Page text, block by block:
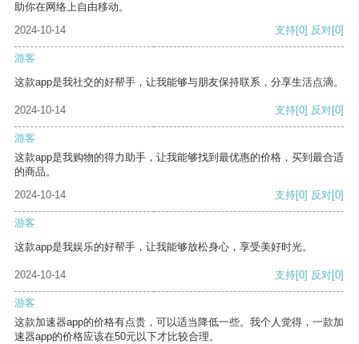
助你在网络上自由移动。
2024-10-14
支持[0] 反对[0]
游客
这款app是我社交的好帮手，让我能够与朋友保持联系，分享生活点滴。
2024-10-14 支持[0] 反对[0]
游客
这款app是我购物的得力助手，让我能够找到最优惠的价格，买到最合适
的商品。
2024-10-14
支持[0] 反对[0]
游客
这款app是我娱乐的好帮手，让我能够放松身心，享受美好时光。
2024-10-14 支持[0] 反对[0]
游客
这款加速器app的价格有点贵，可以适当降低一些。我个人觉得，一款加
速器app的价格应该在50元以下才比较合理。